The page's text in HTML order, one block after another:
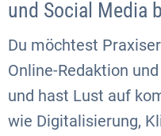
und Social Media
Du möchtest
Online-Redaktion
und hast Lust auf
wie Digitalisierung,